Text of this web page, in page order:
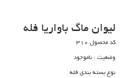
لیوان ماگ باواریا فله
کد محصول 310
وضعیت : ناموجود
نوع بسته بندی فله